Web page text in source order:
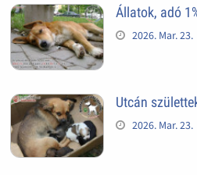
Állatok, adó
2026. Mar. 23.
Utcán
2026. Mar. 23.